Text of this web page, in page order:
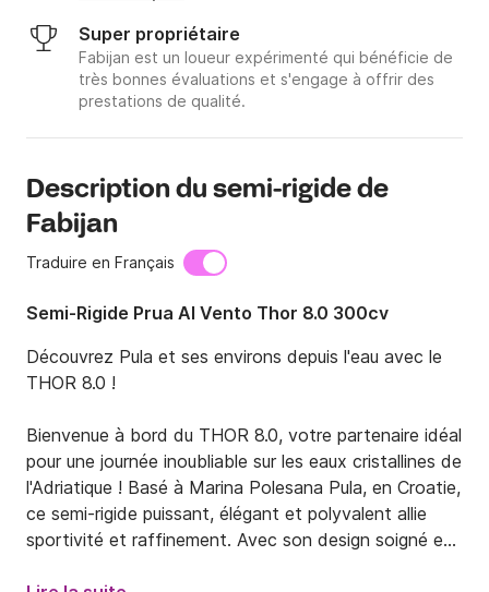
Super propriétaire
Fabijan est un loueur expérimenté qui bénéficie de
très bonnes évaluations et s'engage à offrir des
prestations de qualité.
Description du semi-rigide de
Fabijan
Traduire en Français
Semi-Rigide Prua Al Vento Thor 8.0 300cv
Découvrez Pula et ses environs depuis l'eau avec le
THOR 8.0 !
Bienvenue à bord du THOR 8.0, votre partenaire idéal
pour une journée inoubliable sur les eaux cristallines de
l'Adriatique ! Basé à Marina Polesana Pula, en Croatie,
ce semi-rigide puissant, élégant et polyvalent allie
sportivité et raffinement. Avec son design soigné et